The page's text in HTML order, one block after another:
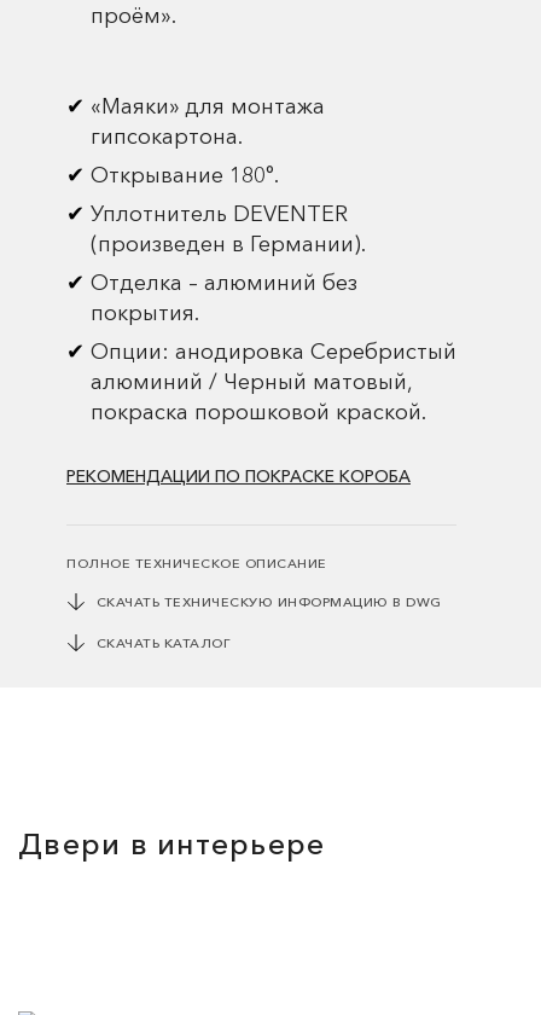
проём».
«Маяки» для монтажа
гипсокартона.
Открывание 180°.
Уплотнитель DEVENTER
(произведен в Германии).
Отделка – алюминий без
покрытия.
Опции: анодировка Серебристый
алюминий / Черный матовый,
покраска порошковой краской.
РЕКОМЕНДАЦИИ ПО ПОКРАСКЕ КОРОБА
ПОЛНОЕ ТЕХНИЧЕСКОЕ ОПИСАНИЕ
СКАЧАТЬ ТЕХНИЧЕСКУЮ ИНФОРМАЦИЮ В DWG
СКАЧАТЬ КАТАЛОГ
Двери в интерьере